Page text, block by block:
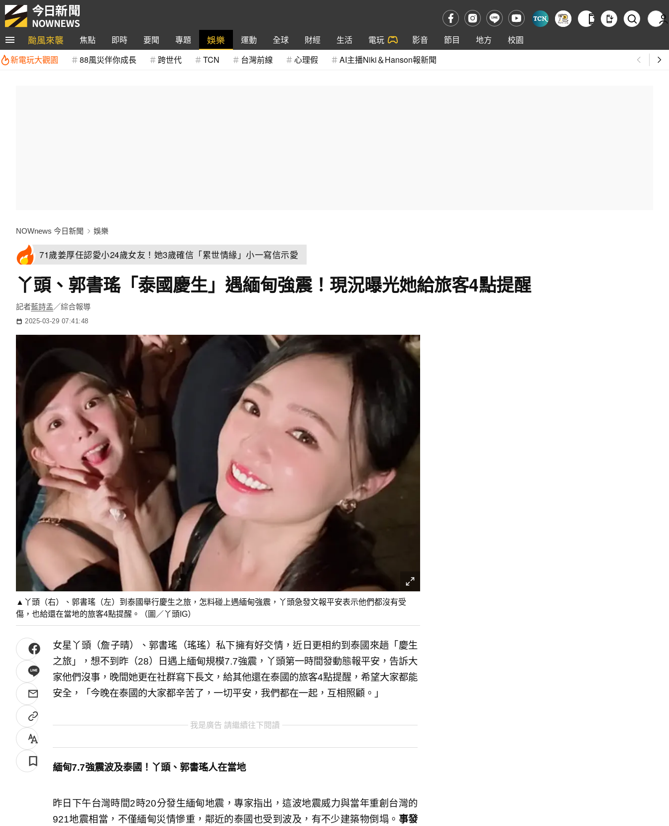
颱風來襲 焦點 即時 要聞 專題 娛樂 運動 全球 財經 生活 電玩 影音 節目 地方
校園
新電玩大觀園
88風災伴你成長 跨世代 TCN 台灣前線 心理假 AI主播Niki＆Hanson報新聞
NOWnews 今日新聞 娛樂
71歲姜厚任認愛小24歲女友！她3歲確信「累世情緣」小一寫信示愛
丫頭、郭書瑤「泰國慶生」遇緬甸強震！現況曝光她給旅客4點提醒
記者藍詩孟／綜合報導
2025-03-29 07:41:48
▲丫頭（右）、郭書瑤（左）到泰國舉行慶生之旅，怎料碰上遇緬甸強震，丫頭急發文報平安表示他們都沒有受
傷，也給還在當地的旅客4點提醒。（圖／丫頭IG）
女星丫頭（詹子晴）、郭書瑤（瑤瑤）私下擁有好交情，近日更相約到泰國來趟「慶生
之旅」，想不到昨（28）日遇上緬甸規模7.7強震，丫頭第一時間發動態報平安，告訴大
家他們沒事，晚間她更在社群寫下長文，給其他還在泰國的旅客4點提醒，希望大家都能
安全，「今晚在泰國的大家都辛苦了，一切平安，我們都在一起，互相照顧。」
我是廣告 請繼續往下閱讀
緬甸7.7強震波及泰國！丫頭、郭書瑤人在當地
昨日下午台灣時間2時20分發生緬甸地震，專家指出，這波地震威力與當年重創台灣的
921地震相當，不僅緬甸災情慘重，鄰近的泰國也受到波及，有不少建築物倒塌。 事發